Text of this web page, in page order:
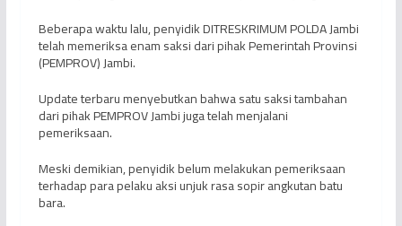
Beberapa waktu lalu, penyidik DITRESKRIMUM POLDA Jambi
telah memeriksa enam saksi dari pihak Pemerintah Provinsi
(PEMPROV) Jambi.
Update terbaru menyebutkan bahwa satu saksi tambahan
dari pihak PEMPROV Jambi juga telah menjalani
pemeriksaan.
Meski demikian, penyidik belum melakukan pemeriksaan
terhadap para pelaku aksi unjuk rasa sopir angkutan batu
bara.